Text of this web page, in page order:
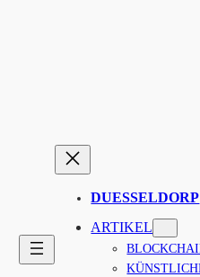
DUESSELDORP
ARTIKEL